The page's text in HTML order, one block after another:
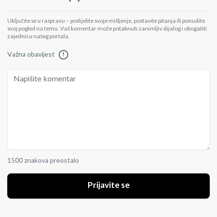
Uključite se u raspravu – podijelite svoje mišljenje, postavite pitanja ili ponudite
svoj pogled na temu. Vaš komentar može potaknuti zanimljiv dijalog i obogatiti
zajednicu našeg portala.
Važna obavijest !
1500 znakova preostalo
Prijavite se